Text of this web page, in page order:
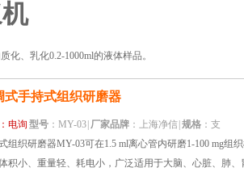
化、乳化0.2-1000ml的液体样品。
式手持式组织研磨器
：电询 型号：MY-03| 厂家品牌：上海净信| 规格：支
组织研磨器MY-03可在1.5 ml离心管内研磨1-100 mg组
积小、重量轻、耗电小，广泛适用于大脑、心脏、肺